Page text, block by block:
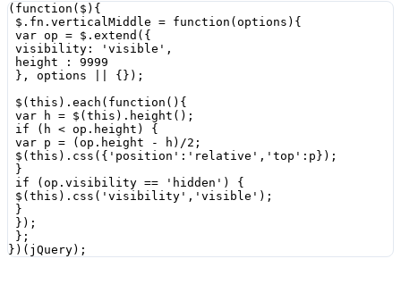
(function($){
$.fn.verticalMiddle = function(options){
var op = $.extend({
visibility: 'visible',
height : 9999
}, options || {});
$(this).each(function(){
var h = $(this).height();
if (h < op.height) {
var p = (op.height - h)/2;
$(this).css({'position':'relative','top':p});
}
if (op.visibility == 'hidden') {
$(this).css('visibility','visible');
}
});
};